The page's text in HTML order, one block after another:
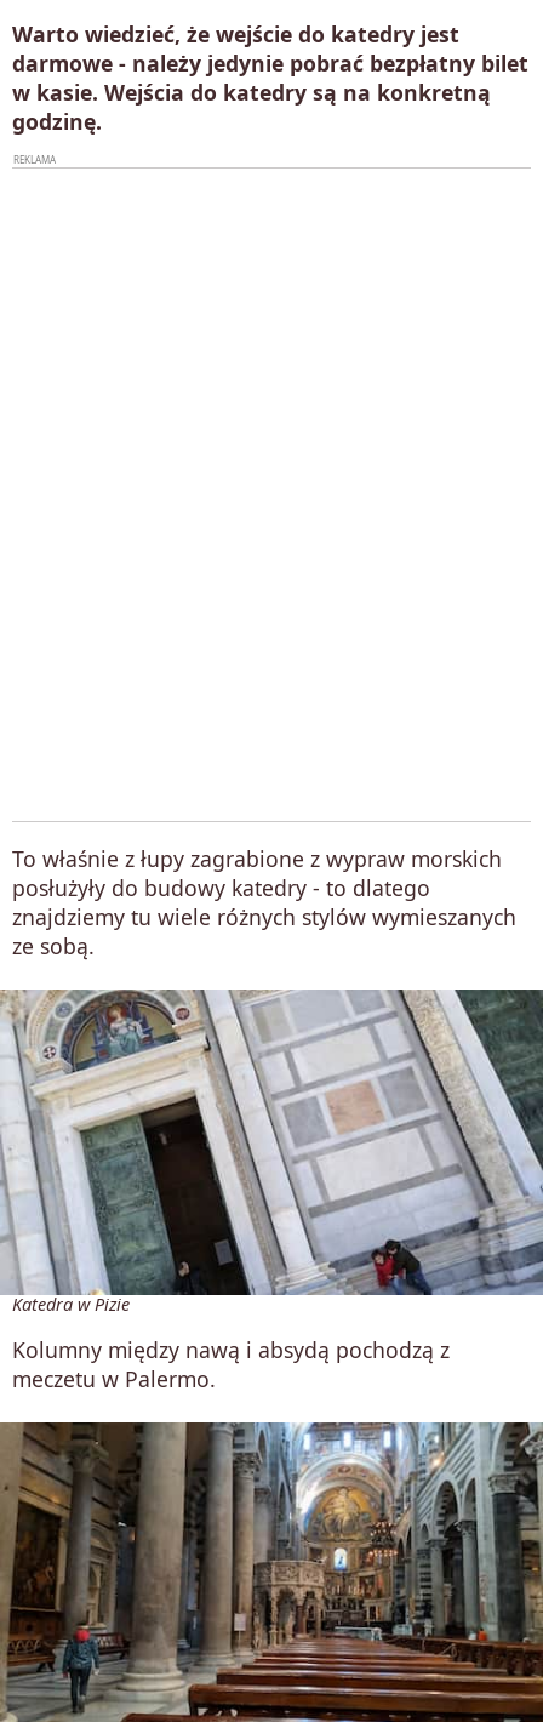
Warto wiedzieć, że wejście do katedry jest
darmowe - należy jedynie pobrać bezpłatny bilet
w kasie. Wejścia do katedry są na konkretną
godzinę.
To właśnie z łupy zagrabione z wypraw morskich
posłużyły do budowy katedry - to dlatego
znajdziemy tu wiele różnych stylów wymieszanych
ze sobą.
Katedra w Pizie
Kolumny między nawą i absydą pochodzą z
meczetu w Palermo.